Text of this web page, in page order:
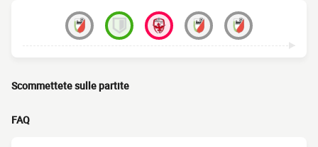
Scommettete sulle partite
FAQ